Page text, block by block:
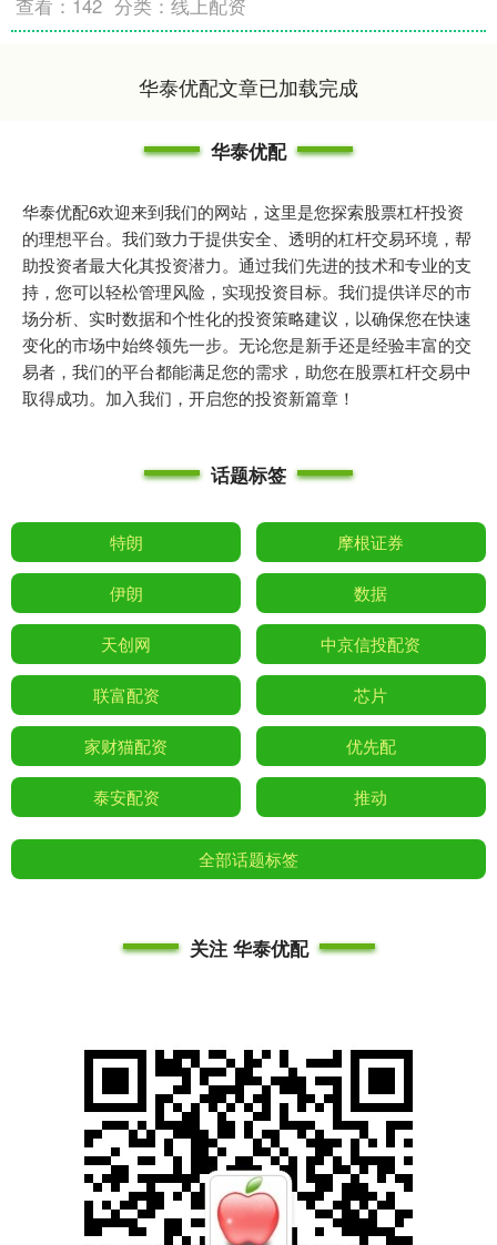
查看： 142 分类：线上配资
华泰优配文章已加载完成
华泰优配
华泰优配6欢迎来到我们的网站，这里是您探索股票杠杆投资
的理想平台。我们致力于提供安全、透明的杠杆交易环境，帮
助投资者最大化其投资潜力。通过我们先进的技术和专业的支
持，您可以轻松管理风险，实现投资目标。我们提供详尽的市
场分析、实时数据和个性化的投资策略建议，以确保您在快速
变化的市场中始终领先一步。无论您是新手还是经验丰富的交
易者，我们的平台都能满足您的需求，助您在股票杠杆交易中
取得成功。加入我们，开启您的投资新篇章！
话题标签
特朗 摩根证券
伊朗 数据
天创网 中京信投配资
联富配资 芯片
家财猫配资 优先配
泰安配资 推动
全部话题标签
关注 华泰优配